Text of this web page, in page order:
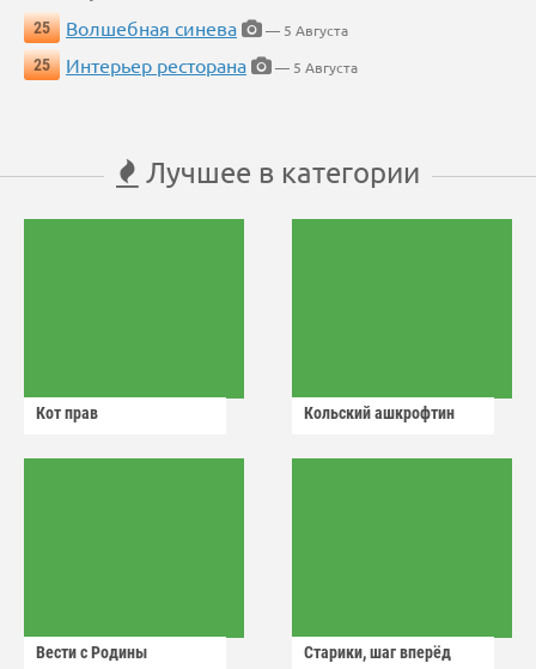
25
Волшебная синева
— 5 Августа
25
Интерьер ресторана — 5 Августа
Лучшее в категории
Кот прав Кольский ашкрофтин
Вести с Родины Старики, шаг вперёд